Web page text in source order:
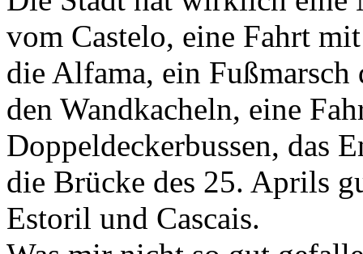
vom Castelo, eine Fahrt
die Alfama, ein
den Wandkacheln, eine
Doppeldeckerbussen, das
die Brücke des 25. Aprils
Estoril und Cascais.